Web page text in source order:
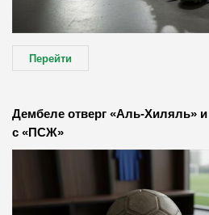
Перейти
Дембеле отверг «Аль-Хиляль»
с «ПСЖ»